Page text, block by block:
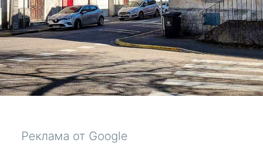
Реклама от Google